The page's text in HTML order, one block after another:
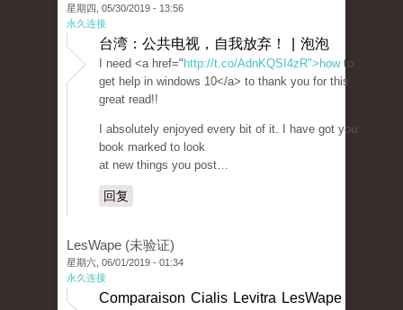
星期四, 05/30/2019 - 13:56
永久连接
台湾：公共电视，自我放弃！ | 泡泡
I need <a href=" http://t.co/AdnKQSI4zR">howto
get help in windows 10</a> to thank you for this
great read!!
I absolutely enjoyed every bit of it. I have got you
book marked to look
at new things you post…
回复
LesWape (未验证)
星期六, 06/01/2019 - 01:34
永久连接
Comparaison Cialis Levitra LesWape